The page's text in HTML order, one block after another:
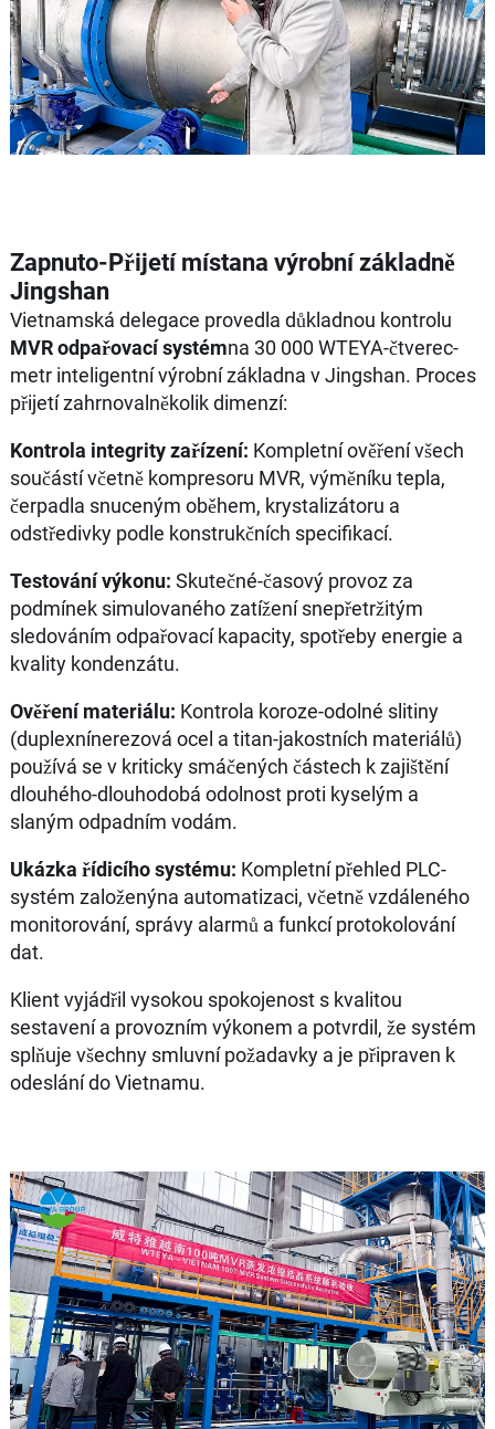
Zapnuto-Přijetí místana výrobní základně
Jingshan
Vietnamská delegace provedla důkladnou kontrolu
MVR odpařovací systémna 30 000 WTEYA-čtverec-
metr inteligentní výrobní základna v Jingshan. Proces
přijetí zahrnovalněkolik dimenzí:
Kontrola integrity zařízení: Kompletní ověření všech
součástí včetně kompresoru MVR, výměníku tepla,
čerpadla snuceným oběhem, krystalizátoru a
odstředivky podle konstrukčních specifikací.
Testování výkonu: Skutečné-časový provoz za
podmínek simulovaného zatížení snepřetržitým
sledováním odpařovací kapacity, spotřeby energie a
kvality kondenzátu.
Ověření materiálu: Kontrola koroze-odolné slitiny
(duplexnínerezová ocel a titan-jakostních materiálů)
používá se v kriticky smáčených částech k zajištění
dlouhého-dlouhodobá odolnost proti kyselým a
slaným odpadním vodám.
Ukázka řídicího systému: Kompletní přehled PLC-
systém založenýna automatizaci, včetně vzdáleného
monitorování, správy alarmů a funkcí protokolování
dat.
Klient vyjádřil vysokou spokojenost s kvalitou
sestavení a provozním výkonem a potvrdil, že systém
splňuje všechny smluvní požadavky a je připraven k
odeslání do Vietnamu.